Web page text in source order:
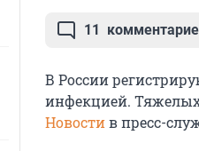
11
В России
инфекцией. Тяжелых
Новостив пресс-